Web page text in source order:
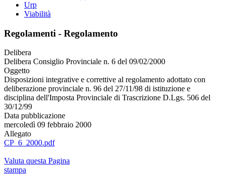
Urp
Viabilità
Regolamenti - Regolamento
Delibera
Delibera Consiglio Provinciale n. 6 del 09/02/2000
Oggetto
Disposizioni integrative e correttive al regolamento adottato con
deliberazione provinciale n. 96 del 27/11/98 di istituzione e
disciplina dell'Imposta Provinciale di Trascrizione D.Lgs. 506 del
30/12/99
Data pubblicazione
mercoledì 09 febbraio 2000
Allegato
CP_6_2000.pdf
Valuta questa Pagina
stampa